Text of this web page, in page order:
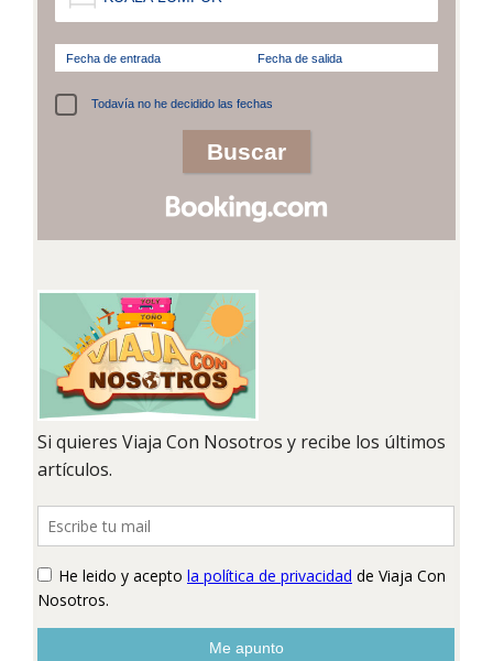
Fecha de entrada Fecha de salida
Todavía no he decidido las fechas